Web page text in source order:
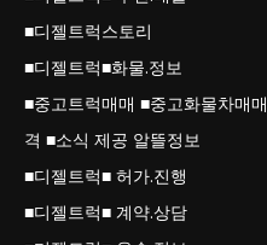
■디젤트럭스토리
■디젤트럭■화물.정보
■중고트럭매매 ■중고화물차매
격 ■소식 제공 알뜰정보
■디젤트럭■ 허가.진행
■디젤트럭■ 계약.상담